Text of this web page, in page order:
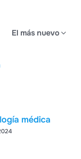
El más nuevo
médica